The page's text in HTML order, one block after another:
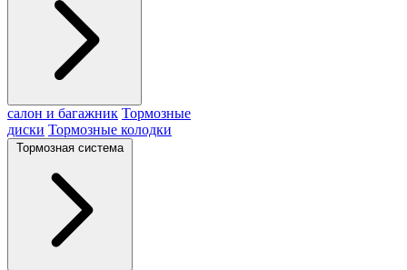
салон и багажник Тормозные
диски Тормозные колодки
Тормозная система